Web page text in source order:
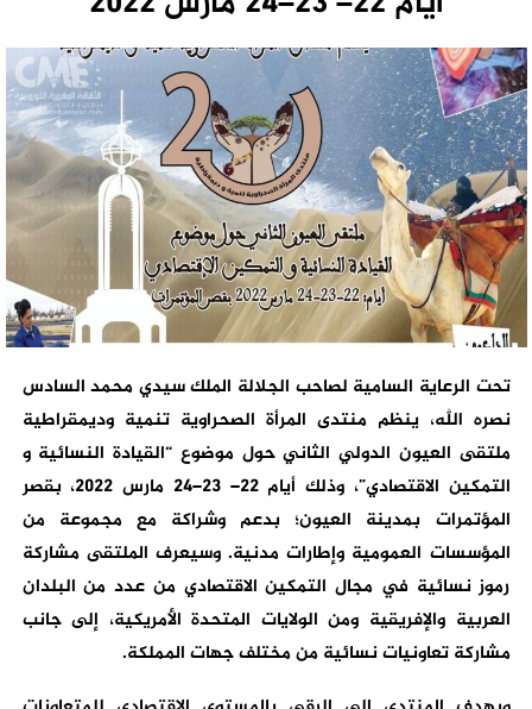
تحت الرعاية السامية لصاحب الجلالة الملك سيدي محمد السادس
نصره الله، ينظم منتدى المرأة الصحراوية تنمية وديمقراطية
ملتقى العيون الدولي الثاني حول موضوع “القيادة النسائية و
التمكين الاقتصادي”، وذلك أيام 22– 23–24 مارس 2022، بقصر
المؤتمرات بمدينة العيون؛ بدعم وشراكة مع مجموعة من
المؤسسات العمومية وإطارات مدنية. وسيعرف الملتقى مشاركة
رموز نسائية في مجال التمكين الاقتصادي من عدد من البلدان
العربية والإفريقية ومن الولايات المتحدة الأمريكية، إلى جانب
مشاركة تعاونيات نسائية من مختلف جهات المملكة.